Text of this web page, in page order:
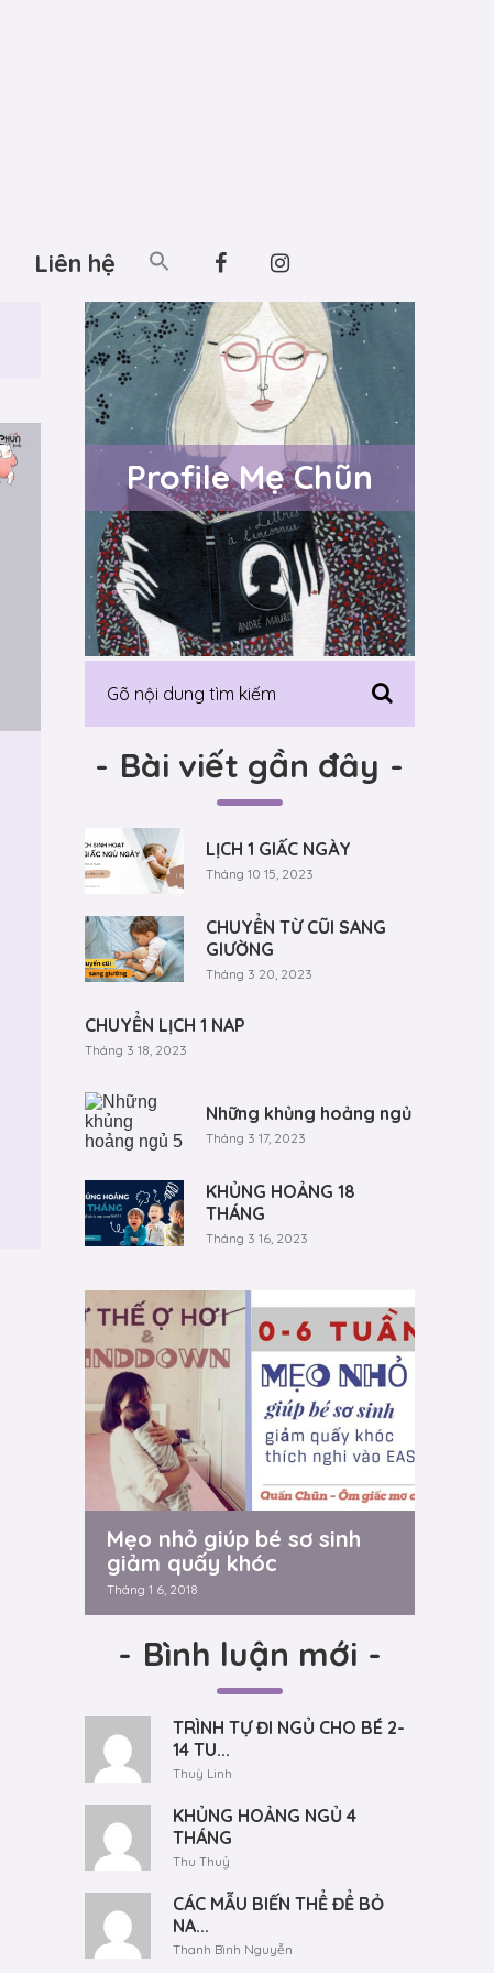
Liên hệ
Profile Mẹ Chũn
- Bài viết gần đây -
LỊCH 1 GIẤC NGÀY
Tháng 10 15, 2023
CHUYỂN TỪ CŨI SANG
GIƯỜNG
Tháng 3 20, 2023
CHUYỂN LỊCH 1 NAP
Tháng 3 18, 2023
Những khủng hoảng ngủ
Tháng 3 17, 2023
KHỦNG HOẢNG 18
THÁNG
Tháng 3 16, 2023
Mẹo nhỏ giúp bé sơ sinh
giảm quấy khóc
Tháng 1 6, 2018
- Bình luận mới -
TRÌNH TỰ ĐI NGỦ CHO BÉ 2-
14 TU...
Thuỳ Linh
KHỦNG HOẢNG NGỦ 4
THÁNG
Thu Thuỷ
CÁC MẪU BIẾN THỂ ĐỂ BỎ
NA...
Thanh Bình Nguyễn